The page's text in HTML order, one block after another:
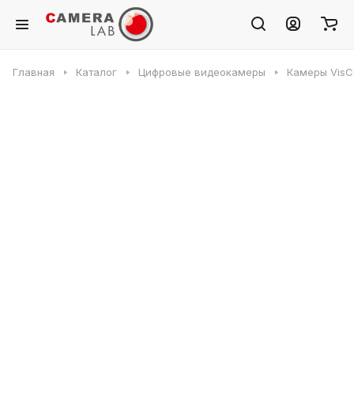
Главная Каталог Цифровые видеокамеры Камеры